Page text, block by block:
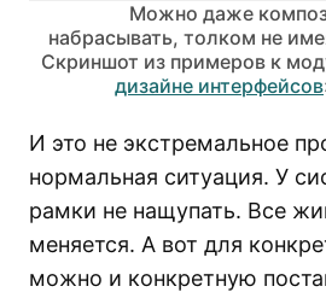
Можно даже
набрасывать, толком не
Скриншот из примеров к
дизайне интерфейсов
И это не экстремальное
нормальная ситуация. У
рамки не нащупать. Все
меняется. А вот для
можно и конкретную